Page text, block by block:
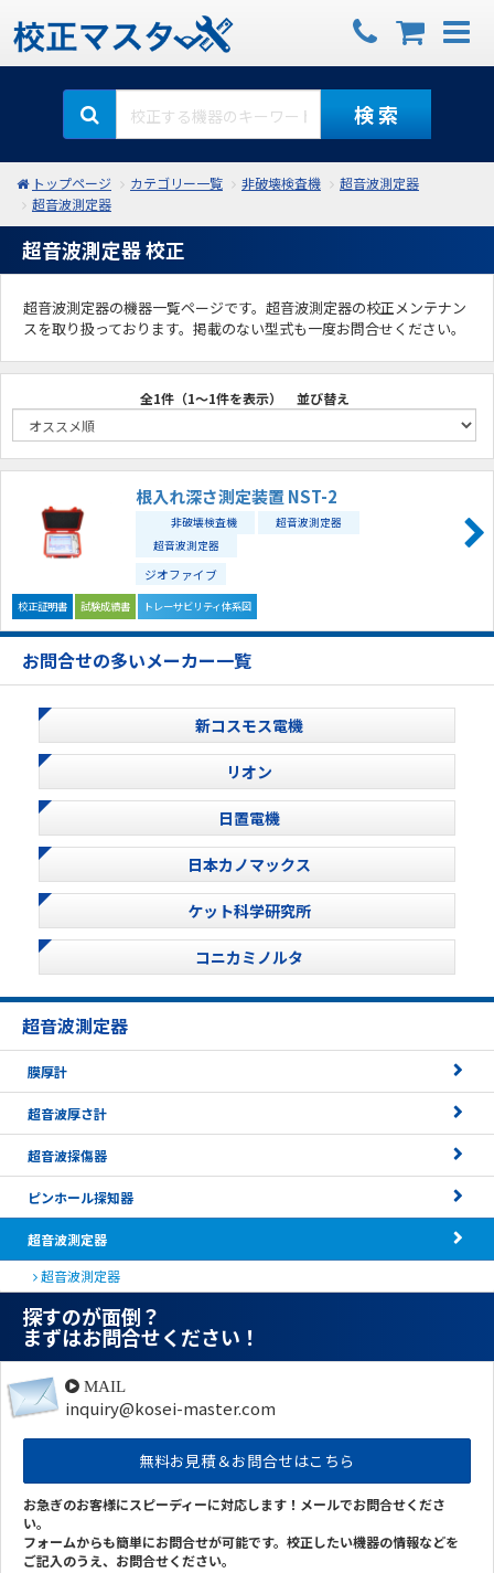
検 索
トップページ カテゴリー一覧 非破壊検査機
超音波測定器
超音波測定器
超音波測定器 校正
超音波測定器の機器一覧ページです。超音波測定器の校正メンテナン
スを取り扱っております。掲載のない型式も一度お問合せください。
全1件（1～1件を表示） 並び替え
根入れ深さ測定装置 NST-2
非破壊検査機
超音波測定器
超音波測定器
ジオファイブ
校正証明書 試験成績書 トレーサビリティ体系図
お問合せの多いメーカー一覧
新コスモス電機
リオン
日置電機
日本カノマックス
ケット科学研究所
コニカミノルタ
超音波測定器
膜厚計
超音波厚さ計
超音波探傷器
ピンホール探知器
超音波測定器
超音波測定器
探すのが面倒？
まずはお問合せください！
MAIL
inquiry@kosei-master.com
無料お見積＆お問合せはこちら
お急ぎのお客様にスピーディーに対応します！メールでお問合せくださ
い。
フォームからも簡単にお問合せが可能です。校正したい機器の情報などを
ご記入のうえ、お問合せください。